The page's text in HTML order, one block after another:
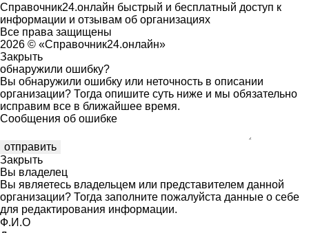
Справочник24.онлайн быстрый и бесплатный доступ к
информации и отзывам об организациях
Все права защищены
2026 © «Справочник24.онлайн»
Закрыть
обнаружили ошибку?
Вы обнаружили ошибку или неточность в описании
организации? Тогда опишите суть ниже и мы обязательно
исправим все в ближайшее время.
Сообщения об ошибке
Закрыть
Вы владелец
Вы являетесь владельцем или представителем данной
организации? Тогда заполните пожалуйста данные о себе
для редактирования информации.
Ф.И.О